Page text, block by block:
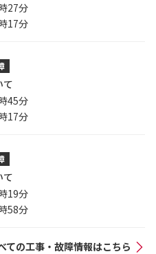
27分
17分
て
45分
17分
て
19分
58分
ての工事・故障情報はこちら